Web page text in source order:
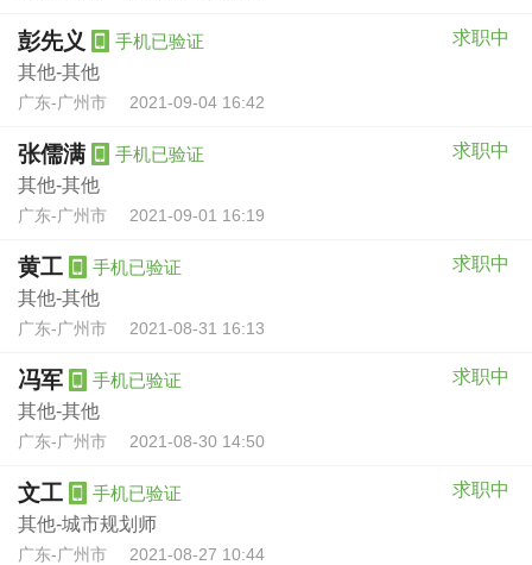
彭先义 手机已验证
求职中
其他-其他
广东-广州市 2021-09-04 16:42
张儒满 手机已验证
求职中
其他-其他
广东-广州市 2021-09-01 16:19
黄工 手机已验证
求职中
其他-其他
广东-广州市 2021-08-31 16:13
冯军 手机已验证
求职中
其他-其他
广东-广州市 2021-08-30 14:50
文工 手机已验证
求职中
其他-城市规划师
广东-广州市 2021-08-27 10:44